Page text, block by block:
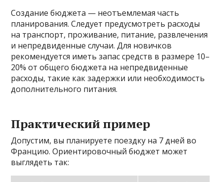
Создание бюджета — неотъемлемая часть
планирования. Следует предусмотреть расходы
на транспорт, проживание, питание, развлечения
и непредвиденные случаи. Для новичков
рекомендуется иметь запас средств в размере 10–
20% от общего бюджета на непредвиденные
расходы, такие как задержки или необходимость
дополнительного питания.
Практический пример
Допустим, вы планируете поездку на 7 дней во
Францию. Ориентировочный бюджет может
выглядеть так: